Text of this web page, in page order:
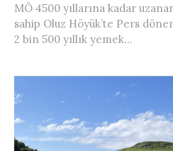
MÖ 4500 yıllarına kadar
sahip Oluz Höyük’te Pers
2 bin 500 yıllık yemek...